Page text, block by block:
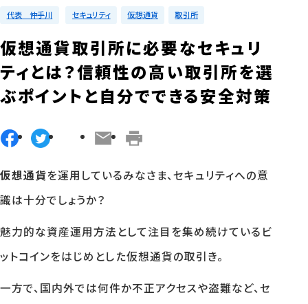
代表 仲手川 セキュリティ 仮想通貨 取引所
仮想通貨取引所に必要なセキュリ
ティとは？信頼性の高い取引所を選
ぶポイントと自分でできる安全対策
仮想通貨を運用しているみなさま、セキュリティへの意
識は十分でしょうか？
魅力的な資産運用方法として注目を集め続けているビ
ットコインをはじめとした仮想通貨の取引き。
一方で、国内外では何件か不正アクセスや盗難など、セ